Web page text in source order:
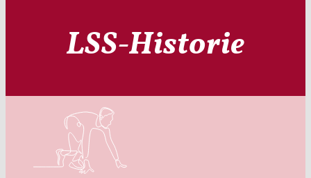
LSS-Historie